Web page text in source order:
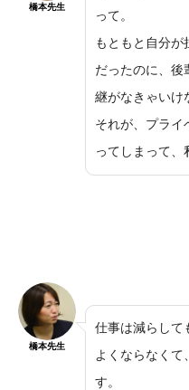
橋本先生
って。
もともと自分が
だったのに、後
継がなきゃいけ
それが、プライ
ってしまって、
橋本先生
仕事は減らして
よくならなくて
す。